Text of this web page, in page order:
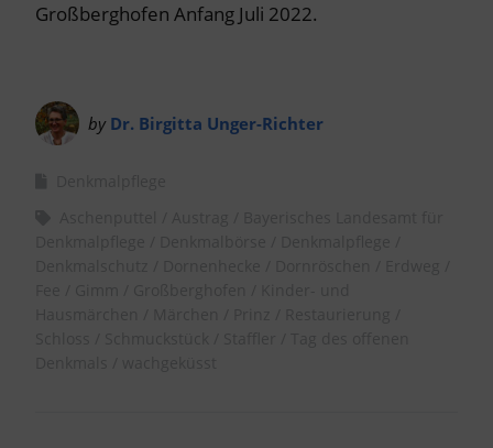
Großberghofen Anfang Juli 2022.
by Dr. Birgitta Unger-Richter